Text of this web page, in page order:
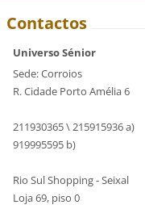
Contactos
Universo Sénior
Sede: Corroios
R. Cidade Porto Amélia 6
211930365 \ 215915936 a)
919995595 b)
Rio Sul Shopping - Seixal
Loja 69, piso 0